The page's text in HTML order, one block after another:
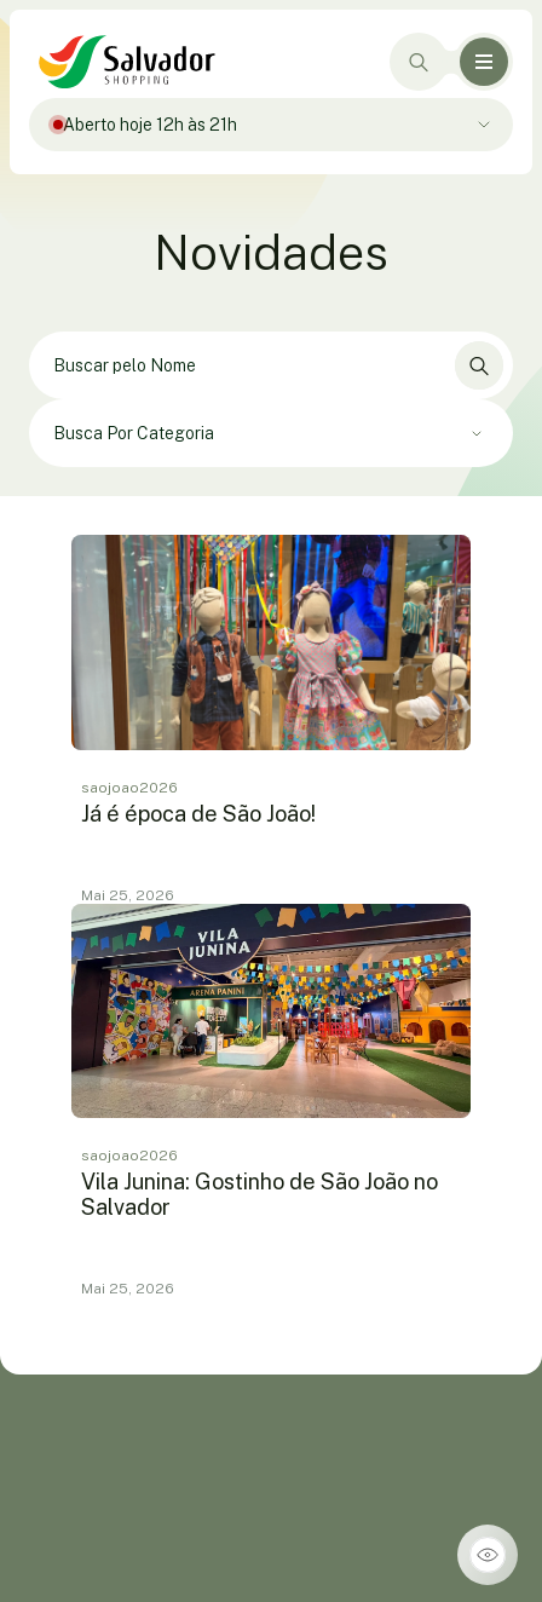
Aberto hoje 12h às 21h
Novidades
Busca Por Categoria
saojoao2026
Já é época de São João!
Mai 25, 2026
saojoao2026
Vila Junina: Gostinho de São João no
Salvador
Mai 25, 2026